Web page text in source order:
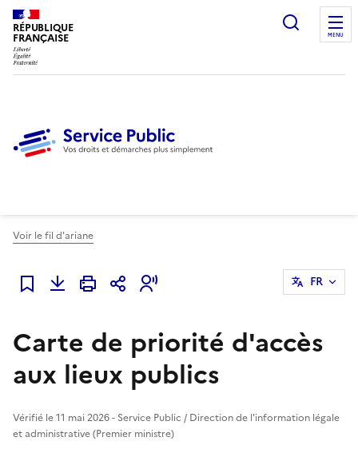
RÉPUBLIQUE
FRANÇAISE
Ouvrir
MENU
Voir le fil d'ariane
Ajouter à mes favoris
FR
Carte de priorité d'accès
aux lieux publics
Vérifié le 11 mai 2026 - Service Public / Direction de l'information légale
et administrative (Premier ministre)